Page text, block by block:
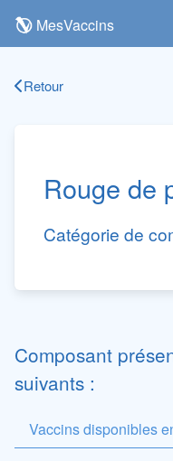
MesVaccins
Retour
Rouge de
Catégorie de
Composant
suivants :
Vaccins disponibles